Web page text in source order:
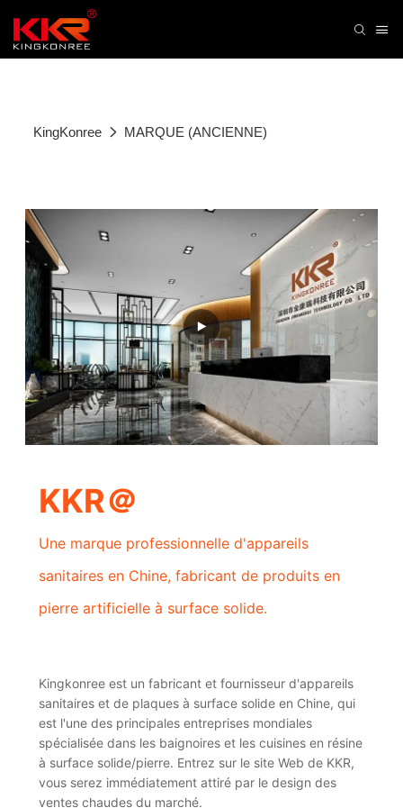
KingKonree MARQUE (ANCIENNE)
KKR＠
Une marque professionnelle d'appareils
sanitaires en Chine, fabricant de produits en
pierre artificielle à surface solide.
Kingkonree est un fabricant et fournisseur d'appareils
sanitaires et de plaques à surface solide en Chine, qui
est l'une des principales entreprises mondiales
spécialisée dans les baignoires et les cuisines en résine
à surface solide/pierre. Entrez sur le site Web de KKR,
vous serez immédiatement attiré par le design des
ventes chaudes du marché.